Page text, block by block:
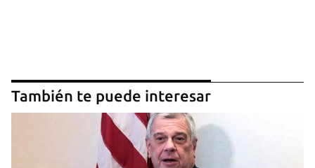
También te puede interesar